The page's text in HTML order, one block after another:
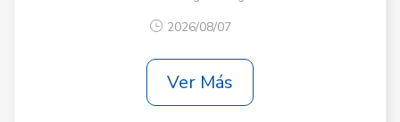
2026/08/07
Ver Más